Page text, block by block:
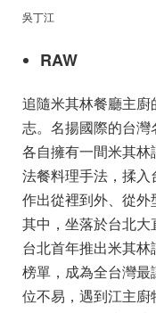
吳丁江
RAW
追隨米其林餐廳主
志。名揚國際的台
各自擁有一間米其
法餐料理手法，揉
作出從裡到外、從外
其中，坐落於台北
台北首年推出米其
榜單，成為全台灣
位不易，遇到江主